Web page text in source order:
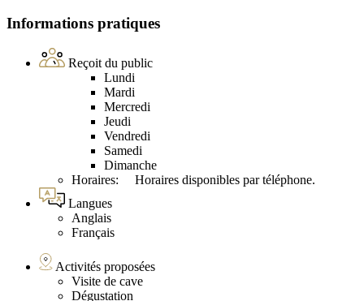
Informations pratiques
Reçoit du public
Lundi
Mardi
Mercredi
Jeudi
Vendredi
Samedi
Dimanche
Horaires: Horaires disponibles par téléphone.
Langues
Anglais
Français
Activités proposées
Visite de cave
Dégustation